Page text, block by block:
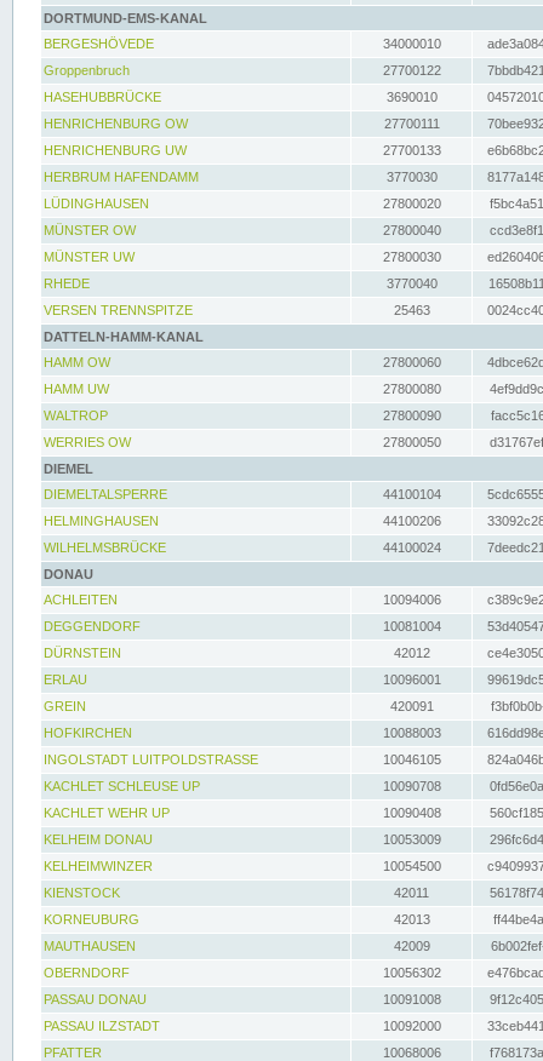
DORTMUND-EMS-KANAL
BERGESHÖVEDE
34000010
Groppenbruch
27700122
HASEHUBBRÜCKE
3690010
HENRICHENBURG OW
27700111
HENRICHENBURG UW
27700133
HERBRUM HAFENDAMM
3770030
LÜDINGHAUSEN
27800020
MÜNSTER OW
27800040
MÜNSTER UW
27800030
RHEDE
3770040
VERSEN TRENNSPITZE
25463
DATTELN-HAMM-KANAL
HAMM OW
27800060
HAMM UW
27800080
WALTROP
27800090
WERRIES OW
27800050
DIEMEL
DIEMELTALSPERRE
44100104
HELMINGHAUSEN
44100206
WILHELMSBRÜCKE
44100024
DONAU
ACHLEITEN
10094006
DEGGENDORF
10081004
DÜRNSTEIN
42012
ERLAU
10096001
GREIN
420091
HOFKIRCHEN
10088003
INGOLSTADT LUITPOLDSTRASSE
10046105
KACHLET SCHLEUSE UP
10090708
KACHLET WEHR UP
10090408
KELHEIM DONAU
10053009
KELHEIMWINZER
10054500
KIENSTOCK
42011
KORNEUBURG
42013
MAUTHAUSEN
42009
OBERNDORF
10056302
PASSAU DONAU
10091008
PASSAU ILZSTADT
10092000
PFATTER
10068006